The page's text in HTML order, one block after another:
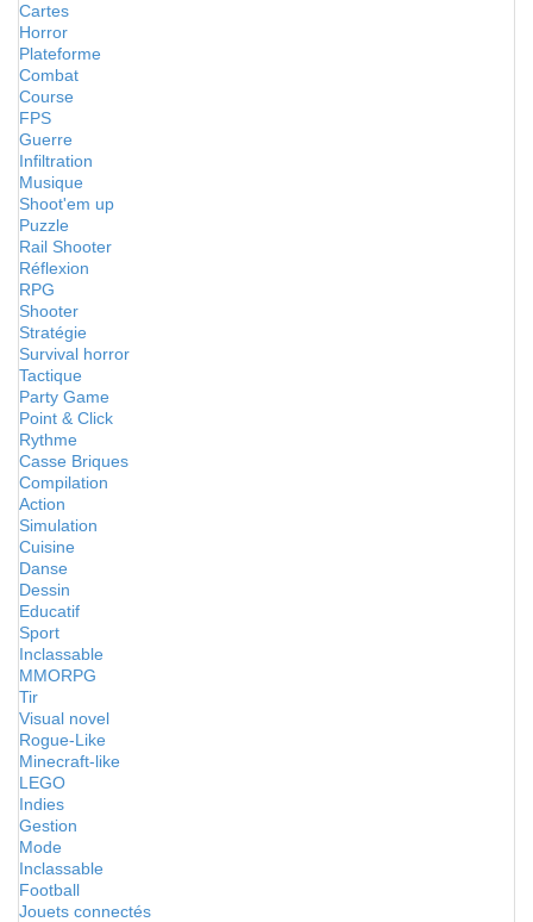
Cartes
Horror
Plateforme
Combat
Course
FPS
Guerre
Infiltration
Musique
Shoot'em up
Puzzle
Rail Shooter
Réflexion
RPG
Shooter
Stratégie
Survival horror
Tactique
Party Game
Point & Click
Rythme
Casse Briques
Compilation
Action
Simulation
Cuisine
Danse
Dessin
Educatif
Sport
Inclassable
MMORPG
Tir
Visual novel
Rogue-Like
Minecraft-like
LEGO
Indies
Gestion
Mode
Inclassable
Football
Jouets connectés